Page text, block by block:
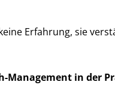
Erfahrung, sie
Management in der